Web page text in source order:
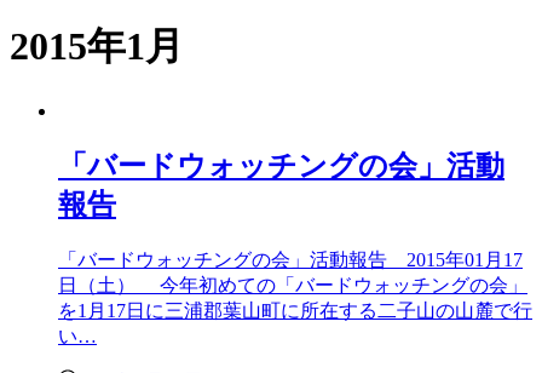
2015年1月
「バードウォッチングの会」活動
報告
「バードウォッチングの会」活動報告 2015年01月17
日（土） 今年初めての「バードウォッチングの会」
を1月17日に三浦郡葉山町に所在する二子山の山麓で行
い…